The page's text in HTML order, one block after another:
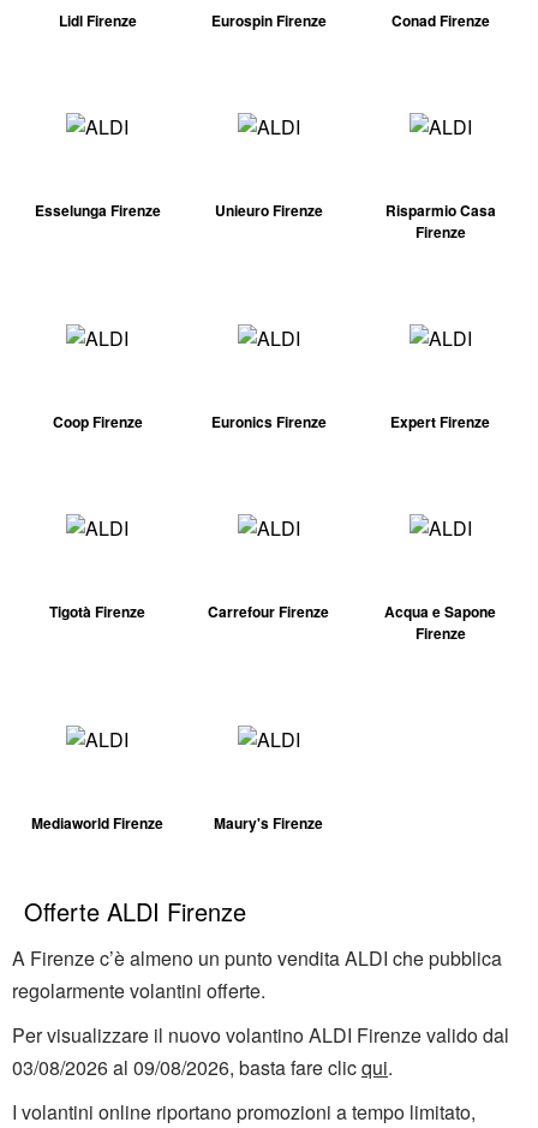
Lidl Firenze Eurospin Firenze Conad Firenze
Esselunga Firenze Unieuro Firenze
Risparmio Casa
Firenze
Coop Firenze Euronics Firenze Expert Firenze
Tigotà Firenze Carrefour Firenze
Acqua e Sapone
Firenze
Mediaworld Firenze Maury's Firenze
Offerte ALDI Firenze
A Firenze c’è almeno un punto vendita ALDI che pubblica
regolarmente volantini offerte.
Per visualizzare il nuovo volantino ALDI Firenze valido dal
03/08/2026 al 09/08/2026, basta fare clicqui.
I volantini online riportano promozioni a tempo limitato,